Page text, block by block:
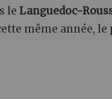
le Languedoc-
même année, le